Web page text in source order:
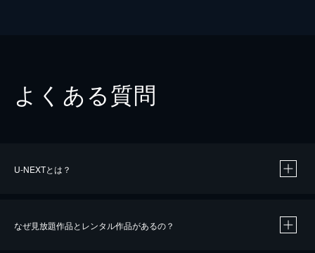
よくある質問
U-NEXTとは？
なぜ見放題作品とレンタル作品があるの？